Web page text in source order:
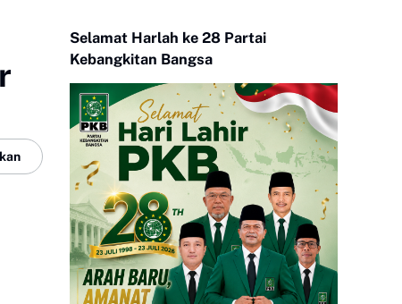
Selamat Harlah ke 28 Partai
Kebangkitan Bangsa